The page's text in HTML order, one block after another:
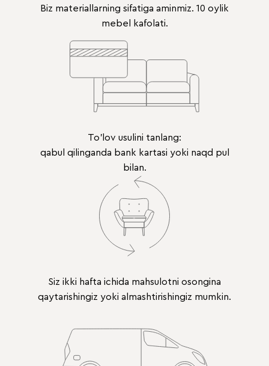
Biz materiallarning sifatiga aminmiz. 10 oylik
mebel kafolati.
To'lov usulini tanlang:
qabul qilinganda bank kartasi yoki naqd pul
bilan.
Siz ikki hafta ichida mahsulotni osongina
qaytarishingiz yoki almashtirishingiz mumkin.